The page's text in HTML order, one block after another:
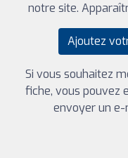
notre site.
Ajoutez
Si vous souhaitez
fiche, vous pouvez
envoyer un